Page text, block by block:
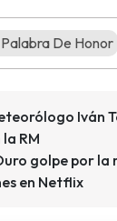
Palabra De Honor
Iván
RM
golpe por
en Netflix